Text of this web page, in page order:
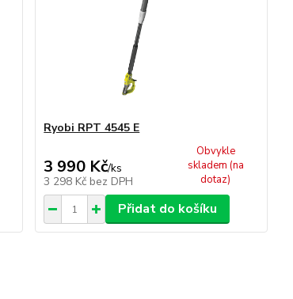
Ryobi RPT 4545 E
3 990 Kč/ks
3 298 Kč bez DPH
Obvykle
skladem (na
dotaz)
Přidat do košíku